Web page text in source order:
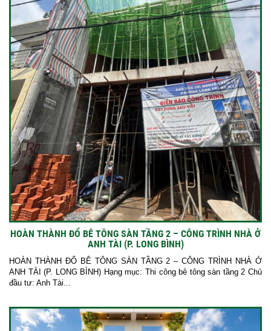
HOÀN THÀNH ĐỔ BÊ TÔNG SÀN TẦNG 2 – CÔNG TRÌNH NHÀ Ở
ANH TÀI (P. LONG BÌNH)
HOÀN THÀNH ĐỔ BÊ TÔNG SÀN TẦNG 2 – CÔNG TRÌNH NHÀ Ở
ANH TÀI (P. LONG BÌNH) Hạng mục: Thi công bê tông sàn tầng 2 Chủ
đầu tư: Anh Tài...